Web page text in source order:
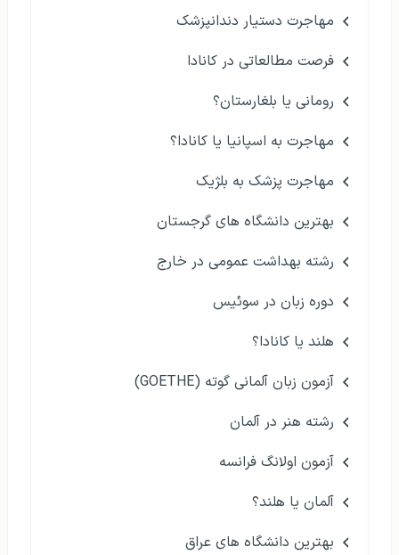
مهاجرت دستیار دندانپزشک
فرصت مطالعاتی در کانادا
رومانی یا بلغارستان؟
مهاجرت به اسپانیا یا کانادا؟
مهاجرت پزشک به بلژیک
بهترین دانشگاه های گرجستان
رشته بهداشت عمومی در خارج
دوره زبان در سوئیس
هلند یا کانادا؟
آزمون زبان آلمانی گوته (GOETHE)
رشته هنر در آلمان
آزمون اولانگ فرانسه
آلمان یا هلند؟
بهترین دانشگاه های عراق